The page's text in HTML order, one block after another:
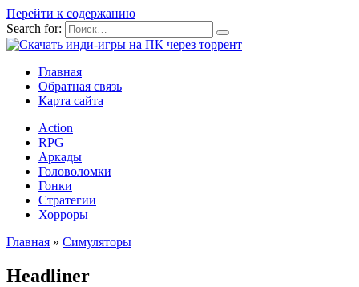
Перейти к содержанию
Search for:
Главная
Обратная связь
Карта сайта
Action
RPG
Аркады
Головоломки
Гонки
Стратегии
Хорроры
Главная » Симуляторы
Headliner